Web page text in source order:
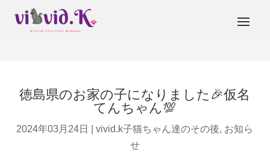
徳島県のお家の子になりました🎉仮名
てんちゃん💯
2024年03月24日 |vivid.k子猫ちゃん達のその後, お知ら
せ